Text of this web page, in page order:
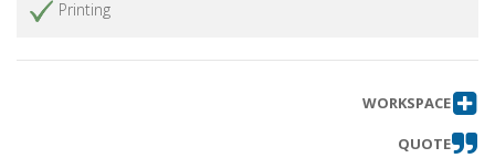
secc.)
Get article
Printing
WORKSPACE
QUOTE